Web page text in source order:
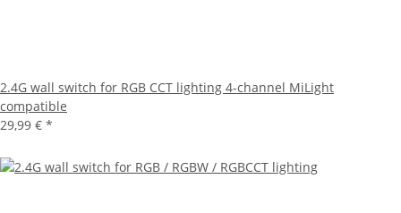
2.4G wall switch for RGB CCT lighting 4-channel MiLight
compatible
29,99 € *